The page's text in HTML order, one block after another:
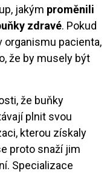
jakým proměnili
zdravé. Pokud
organismu pacienta,
že by musely být
že buňky
plnit svou
kterou získaly
proto snaží jim
Specializace